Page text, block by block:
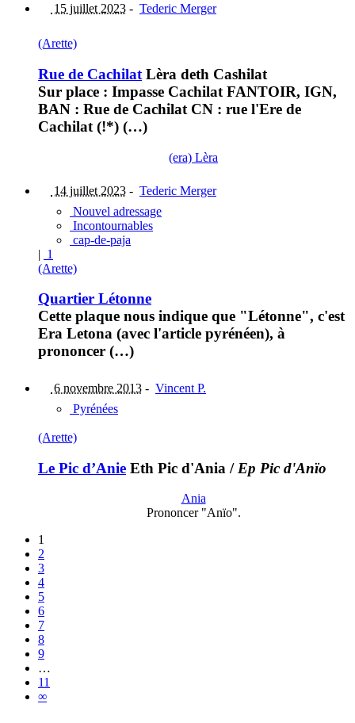
15 juillet 2023 - Tederic Merger
(Arette)
Rue de Cachilat Lèra deth Cashilat
Sur place : Impasse Cachilat FANTOIR, IGN,
BAN : Rue de Cachilat CN : rue l'Ere de
Cachilat (!*) (…)
(era) Lèra
14 juillet 2023 - Tederic Merger
Nouvel adressage
Incontournables
cap-de-paja
| 1
(Arette)
Quartier Létonne
Cette plaque nous indique que "Létonne", c'est
Era Letona (avec l'article pyrénéen), à
prononcer (…)
6 novembre 2013 - Vincent P.
Pyrénées
(Arette)
Le Pic d’Anie Eth Pic d'Ania / Ep Pic d'Anïo
Ania
Prononcer "Anïo".
1
2
3
4
5
6
7
8
9
…
11
∞